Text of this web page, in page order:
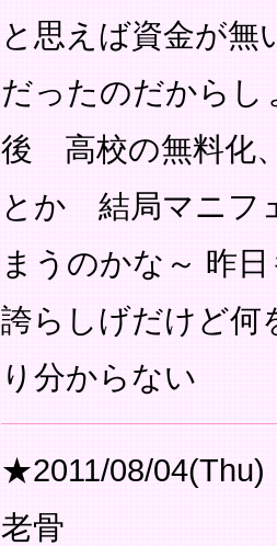
と思えば資金が無
だったのだから
後 高校の無料化
とか 結局マニフ
まうのかな～ 昨
誇らしげだけど何
り分からない
★2011/08/04(Thu)
老骨